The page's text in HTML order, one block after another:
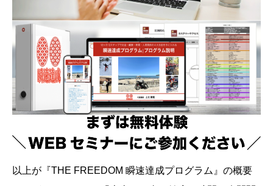
以上が『THE FREEDOM 瞬速達成プログラム』の概要